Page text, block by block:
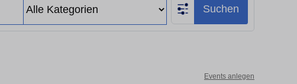
Suchen
Events anlegen